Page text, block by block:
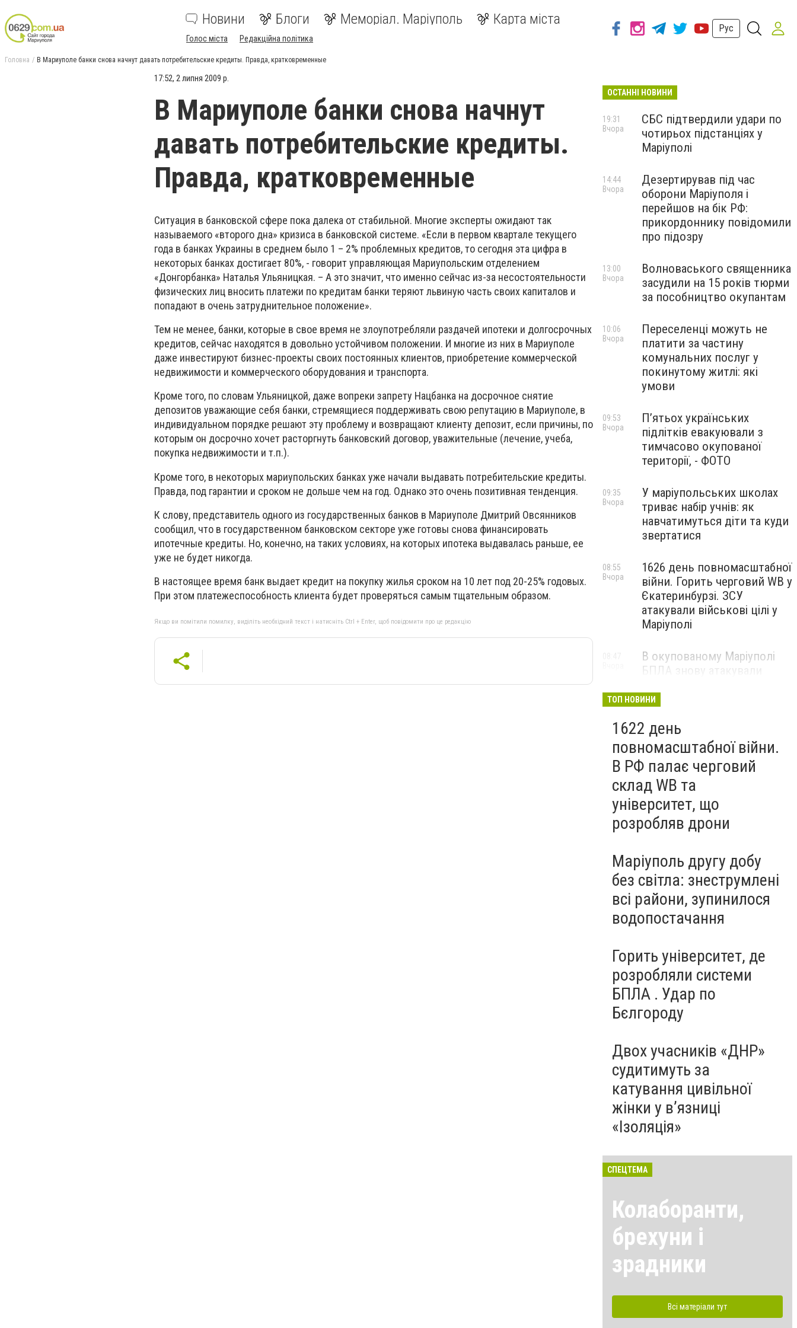
Новини Блоги Меморіал. Маріуполь Карта міста
Голос міста Редакційна політика
Рус
Головна В Мариуполе банки снова начнут давать потребительские кредиты. Правда, кратковременные
17:52, 2 липня 2009 р.
В Мариуполе банки снова начнут
давать потребительские кредиты.
Правда, кратковременные
Ситуация в банковской сфере пока далека от стабильной. Многие эксперты ожидают так
называемого «второго дна» кризиса в банковской системе. «Если в первом квартале текущего
года в банках Украины в среднем было 1 – 2% проблемных кредитов, то сегодня эта цифра в
некоторых банках достигает 80%, - говорит управляющая Мариупольским отделением
«Донгорбанка» Наталья Ульяницкая. – А это значит, что именно сейчас из-за несостоятельности
физических лиц вносить платежи по кредитам банки теряют львиную часть своих капиталов и
попадают в очень затруднительное положение».
Тем не менее, банки, которые в свое время не злоупотребляли раздачей ипотеки и долгосрочных
кредитов, сейчас находятся в довольно устойчивом положении. И многие из них в Мариуполе
даже инвестируют бизнес-проекты своих постоянных клиентов, приобретение коммерческой
недвижимости и коммерческого оборудования и транспорта.
Кроме того, по словам Ульяницкой, даже вопреки запрету Нацбанка на досрочное снятие
депозитов уважающие себя банки, стремящиеся поддерживать свою репутацию в Мариуполе, в
индивидуальном порядке решают эту проблему и возвращают клиенту депозит, если причины, по
которым он досрочно хочет расторгнуть банковский договор, уважительные (лечение, учеба,
покупка недвижимости и т.п.).
Кроме того, в некоторых мариупольских банках уже начали выдавать потребительские кредиты.
Правда, под гарантии и сроком не дольше чем на год. Однако это очень позитивная тенденция.
К слову, представитель одного из государственных банков в Мариуполе Дмитрий Овсянников
сообщил, что в государственном банковском секторе уже готовы снова финансировать
ипотечные кредиты. Но, конечно, на таких условиях, на которых ипотека выдавалась раньше, ее
уже не будет никогда.
В настоящее время банк выдает кредит на покупку жилья сроком на 10 лет под 20-25% годовых.
При этом платежеспособность клиента будет проверяться самым тщательным образом.
Якщо ви помітили помилку, виділіть необхідний текст і натисніть Ctrl + Enter, щоб повідомити про це редакцію
ОСТАННІ НОВИНИ
СБС підтвердили удари по
чотирьох підстанціях у
Маріуполі
19:31
Вчора
Дезертирував під час
оборони Маріуполя і
перейшов на бік РФ:
прикордоннику повідомили
про підозру
14:44
Вчора
Волноваського священника
засудили на 15 років тюрми
за пособництво окупантам
13:00
Вчора
Переселенці можуть не
платити за частину
комунальних послуг у
покинутому житлі: які
умови
10:06
Вчора
П’ятьох українських
підлітків евакуювали з
тимчасово окупованої
території, - ФОТО
09:53
Вчора
У маріупольських школах
триває набір учнів: як
навчатимуться діти та куди
звертатися
09:35
Вчора
1626 день повномасштабної
війни. Горить черговий WB у
Єкатеринбурзі. ЗСУ
атакували військові цілі у
Маріуполі
08:55
Вчора
В окупованому Маріуполі
БПЛА знову атакували
— ВІДЕО
ТОП НОВИНИ
1622 день
повномасштабної війни.
В РФ палає черговий
склад WB та
університет, що
розробляв дрони
Маріуполь другу добу
без світла: знеструмлені
всі райони, зупинилося
водопостачання
Горить університет, де
розробляли системи
БПЛА . Удар по
Бєлгороду
Двох учасників «ДНР»
судитимуть за
катування цивільної
жінки у в’язниці
«Ізоляція»
СПЕЦТЕМА
Колаборанти,
брехуни і
зрадники
Всі матеріали тут